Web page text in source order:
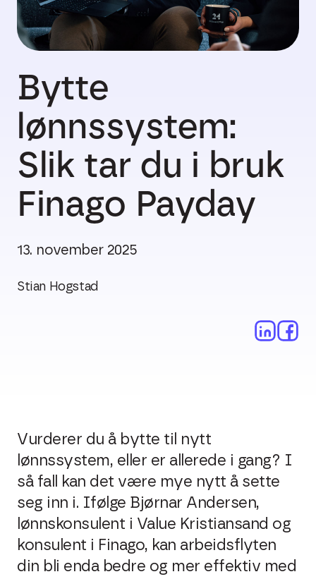
Bytte
lønnssystem:
Slik tar du i bruk
Finago Payday
13. november 2025
Stian Hogstad
Vurderer du å bytte til nytt
lønnssystem, eller er allerede i gang? I
så fall kan det være mye nytt å sette
seg inn i. Ifølge Bjørnar Andersen,
lønnskonsulent i Value Kristiansand og
konsulent i Finago, kan arbeidsflyten
din bli enda bedre og mer effektiv med